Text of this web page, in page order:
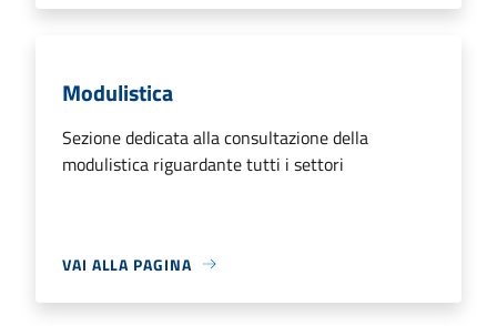
Modulistica
Sezione dedicata alla consultazione della
modulistica riguardante tutti i settori
VAI ALLA PAGINA